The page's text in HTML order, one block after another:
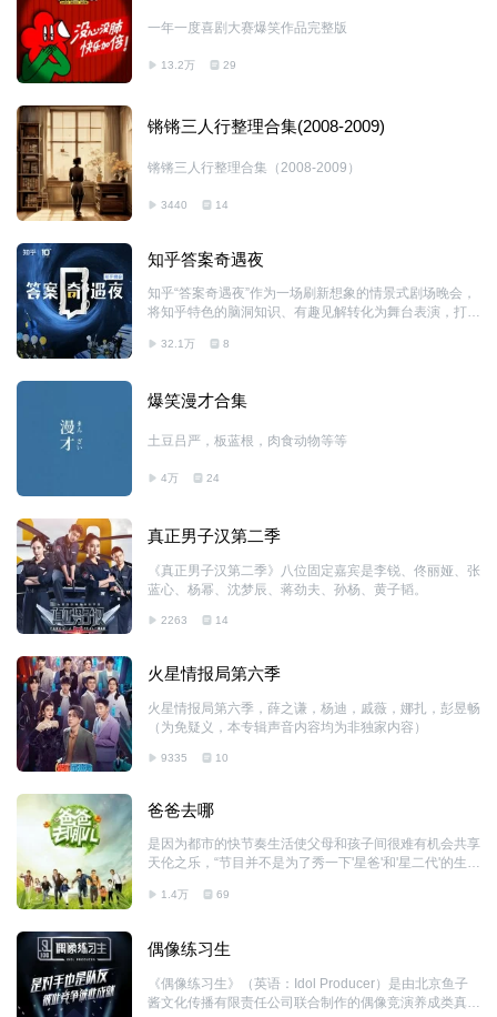
一年一度喜剧大赛爆笑作品完整版
13.2万 29
锵锵三人行整理合集(2008-2009)
锵锵三人行整理合集（2008-2009）
3440 14
知乎答案奇遇夜
知乎“答案奇遇夜”作为一场刷新想象的情景式剧场晚会，
将知乎特色的脑洞知识、有趣见解转化为舞台表演，打破
新的创意概念诠释“有问题，就会有答案”，让表达更加立
32.1万 8
爆笑漫才合集
土豆吕严，板蓝根，肉食动物等等
4万 24
真正男子汉第二季
《真正男子汉第二季》八位固定嘉宾是李锐、佟丽娅、张
蓝心、杨幂、沈梦辰、蒋劲夫、孙杨、黄子韬。
2263 14
火星情报局第六季
火星情报局第六季，薛之谦，杨迪，戚薇，娜扎，彭昱畅
（为免疑义，本专辑声音内容均为非独家内容）
9335 10
爸爸去哪
是因为都市的快节奏生活使父母和孩子间很难有机会共享
天伦之乐，“节目并不是为了秀一下'星爸'和'星二代'的生活
全书”。
1.4万 69
偶像练习生
《偶像练习生》（英语：Idol Producer）是由北京鱼子
酱文化传播有限责任公司联合制作的偶像竞演养成类真人